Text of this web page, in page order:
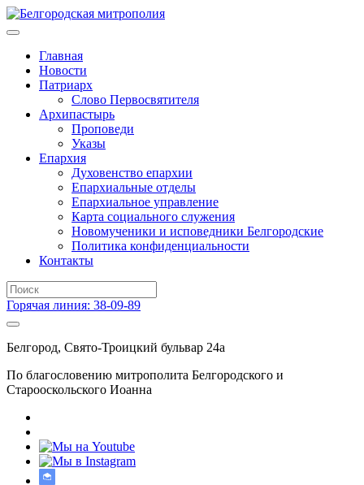
Главная
Новости
Патриарх
Слово Первосвятителя
Архипастырь
Проповеди
Указы
Епархия
Духовенство епархии
Епархиальные отделы
Епархиальное управление
Карта социального служения
Новомученики и исповедники Белгородские
Политика конфиденциальности
Контакты
Горячая линия: 38-09-89
Белгород, Свято-Троицкий бульвар 24а
По благословению митрополита Белгородского и
Старооскольского Иоанна